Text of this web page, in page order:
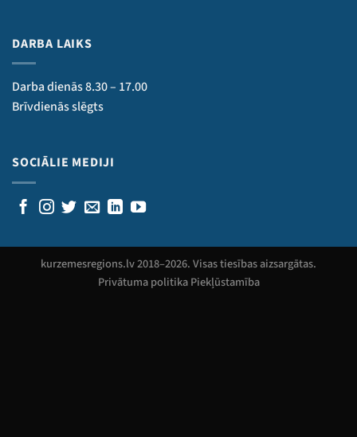
DARBA LAIKS
Darba dienās 8.30 – 17.00
Brīvdienās slēgts
SOCIĀLIE MEDIJI
kurzemesregions.lv 2018–2026. Visas tiesības aizsargātas.
Privātuma politika Piekļūstamība